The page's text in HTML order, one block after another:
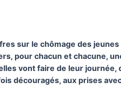
sur le chômage des
pour chacun et chacune,
vont faire de leur
découragés, aux prises